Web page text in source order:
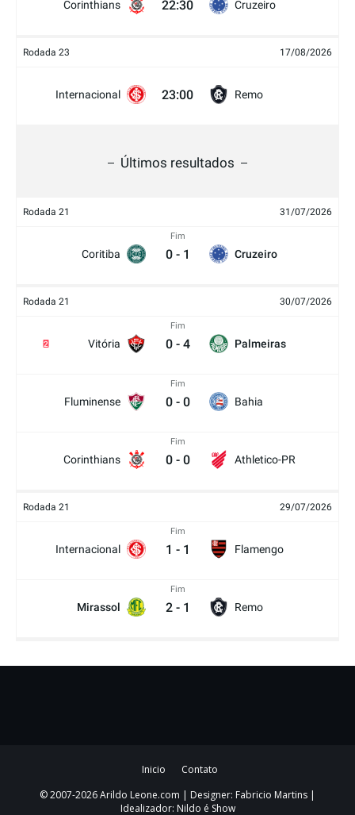
Corinthians 22:30 Cruzeiro
Rodada 23 17/08/2026
Internacional 23:00 Remo
Últimos resultados
Rodada 21 31/07/2026
Coritiba
Fim
0 - 1 Cruzeiro
Rodada 21 30/07/2026
Vitória
2
Fim
0 - 4 Palmeiras
Fluminense
Fim
0 - 0 Bahia
Corinthians
Fim
0 - 0 Athletico-PR
Rodada 21 29/07/2026
Internacional
Fim
1 - 1 Flamengo
Mirassol
Fim
2 - 1 Remo
Inicio
Contato
© 2007-2026 Arildo Leone.com | Designer: Fabricio Martins |
Idealizador: Nildo é Show